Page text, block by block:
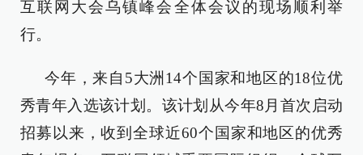
互联网大会乌镇峰会全体会议的现场顺利举
行。
今年，来自5大洲14个国家和地区的18位优
秀青年入选该计划。该计划从今年8月首次启动
招募以来，收到全球近60个国家和地区的优秀